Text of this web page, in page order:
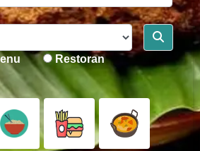
Restoran